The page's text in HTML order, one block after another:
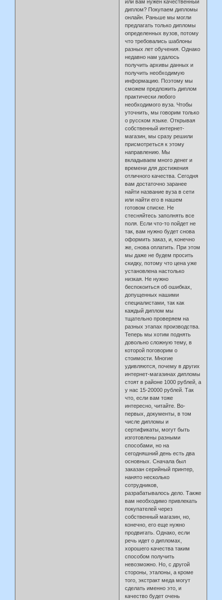
или вам нужен качественный
диплом? Покупаем дипломы
онлайн. Раньше мы могли
предлагать только дипломы
определенных вузов, потому
что требовались шаблоны
разных лет обучения. Однако
недавно нам удалось
получить архивы данных и
получить необходимую
информацию. Поэтому мы
сможем предложить диплом
практически любого
необходимого вуза. Чтобы
уточнить, мы говорим только
о русском языке. Открывая
собственный интернет-
магазин, мы сразу решили
присмотреться к этому
направлению. Мы
вкладываем много денег и
времени для достижения
отличного качества. Сегодня
вам достаточно заранее
найти название вуза в сети
или найти его в нашем
готовом списке. Не
стесняйтесь заполнять все
поля. Если что-то пойдет не
так, вам нужно будет снова
оформить заказ, и, конечно
же, снова оплатить. При этом
мы даже не будем просить
скидку, потому что цена уже
установлена настолько
низкая. Не нужно
беспокоиться об ошибках,
допущенных нашими
специалистами, так как
каждый диплом мы
тщательно проверяем на
разных этапах производства.
Теперь мы хотим поднять
довольно сложную тему, в
которой поговорим о
стоимости. Многие
удивляются, почему в других
интернет-магазинах дипломы
стоят в районе 1000 рублей, а
у нас 15-20000 рублей. Так
что, если вам тоже
интересно, читайте. Во-
первых, документы, в том
числе дипломы и
сертификаты, могут быть
изготовлены разными
способами, но на
сегодняшний день есть два
основных. Сначала был
заказан серийный принтер,
нанято несколько
сотрудников,
разрабатывалось дело. Также
вам необходимо привлекать
покупателей через
собственный магазин, но,
конечно, его еще нужно
продвигать. Однако, если
речь идет о дипломах,
хорошего качества таким
способом получить
невозможно. Но, с другой
стороны, эталоны, а кроме
того, экстракт меда могут
сделать именно это, и
качество будет очень